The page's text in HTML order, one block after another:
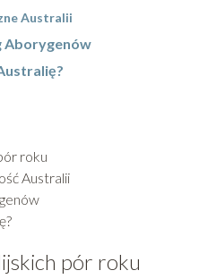
Australii
Aborygenów
roku
Australii
pór roku